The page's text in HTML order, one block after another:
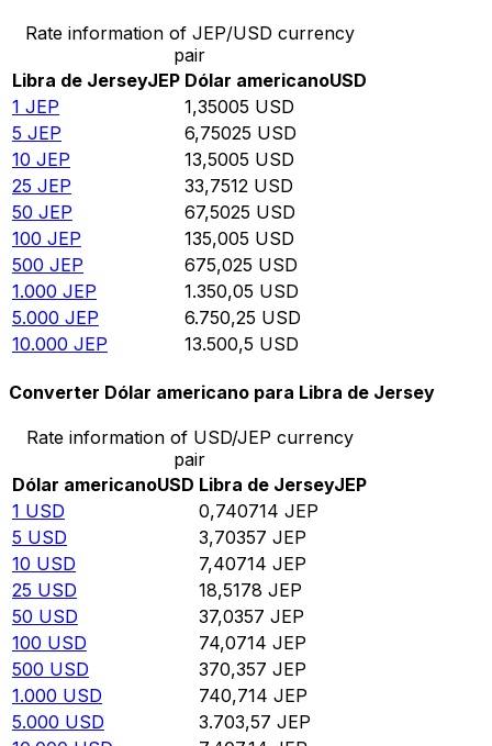
Rate information of JEP/USD currency
pair
Libra de JerseyJEP Dólar americanoUSD
1 JEP 1,35005 USD
5 JEP 6,75025 USD
10 JEP 13,5005 USD
25 JEP 33,7512 USD
50 JEP 67,5025 USD
100 JEP 135,005 USD
500 JEP 675,025 USD
1.000 JEP 1.350,05 USD
5.000 JEP 6.750,25 USD
10.000 JEP 13.500,5 USD
Converter Dólar americano para Libra de Jersey
Rate information of USD/JEP currency
pair
Dólar americanoUSD Libra de JerseyJEP
1 USD 0,740714 JEP
5 USD 3,70357 JEP
10 USD 7,40714 JEP
25 USD 18,5178 JEP
50 USD 37,0357 JEP
100 USD 74,0714 JEP
500 USD 370,357 JEP
1.000 USD 740,714 JEP
5.000 USD 3.703,57 JEP